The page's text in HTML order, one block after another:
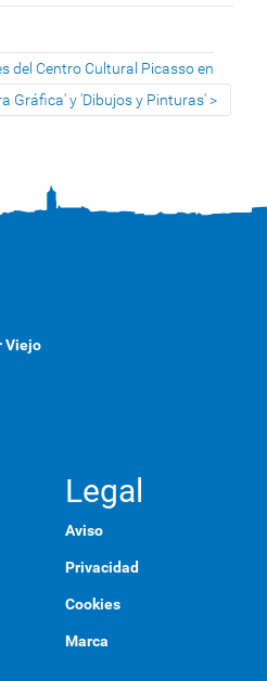
del Centro Cultural Picasso en
Gráfica' y 'Dibujos y Pinturas'
Viejo
Legal
Aviso
Privacidad
Cookies
Marca